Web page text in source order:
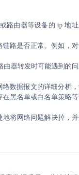
路由器等设备的 ip 地
路是否正常。例如，
由器转发时可能遇到的
数据报文的详细分析
黑名单或白名单策略
将网络问题解决掉，